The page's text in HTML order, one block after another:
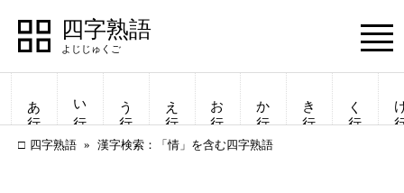
四字熟語 Menu
あ行 い行 う行 え行 お行 か行 き行 く行
四字熟語 漢字検索：「情」を含む四字熟語